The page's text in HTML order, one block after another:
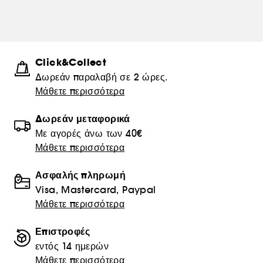
Click&Collect
Δωρεάν παραλαβή σε 2 ώρες.
Μάθετε περισσότερα
Δωρεάν μεταφορικά
Με αγορές άνω των 40€
Μάθετε περισσότερα
Ασφαλής πληρωμή
Visa, Mastercard, Paypal
Μάθετε περισσότερα
Επιστροφές
εντός 14 ημερών
Μάθετε περισσότερα